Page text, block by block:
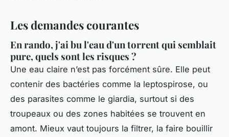
Les demandes courantes
En rando, j'ai bu l'eau d'un torrent qui semblait
pure, quels sont les risques ?
Une eau claire n’est pas forcément sûre. Elle peut
contenir des bactéries comme la leptospirose, ou
des parasites comme le giardia, surtout si des
troupeaux ou des zones habitées se trouvent en
amont. Mieux vaut toujours la filtrer, la faire bouillir